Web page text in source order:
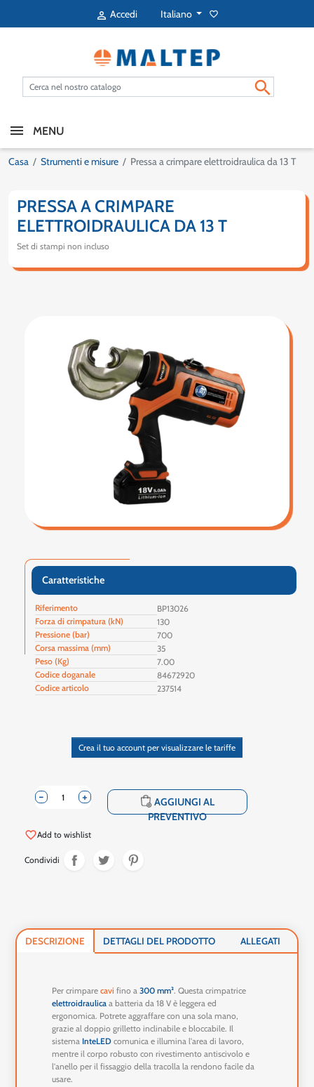
 Accedi Italiano favorite_border

MENU
Casa Strumenti e misure Pressa a crimpare elettroidraulica da 13 T
PRESSA A CRIMPARE
ELETTROIDRAULICA DA 13 T
Set di stampi non incluso
Caratteristiche
Riferimento
BP13026
Forza di crimpatura (kN)
130
Pressione (bar)
700
Corsa massima (mm)
35
Peso (Kg)
7.00
Codice doganale
84672920
Codice articolo
237514
Crea il tuo account per visualizzare le tariffe
+
- shopping_cart AGGIUNGI AL
PREVENTIVO
favorite_borderAdd to wishlist
Condividi
DESCRIZIONE DETTAGLI DEL PRODOTTO ALLEGATI
Per crimparecavi fino a300 mm². Questa crimpatrice
elettroidraulica a batteria da 18 V è leggera ed
ergonomica. Potrete aggraffare con una sola mano,
grazie al doppio grilletto inclinabile e bloccabile. Il
sistema InteLED comunica e illumina l'area di lavoro,
mentre il corpo robusto con rivestimento antiscivolo e
l'anello per il fissaggio della tracolla la rendono facile da
usare.